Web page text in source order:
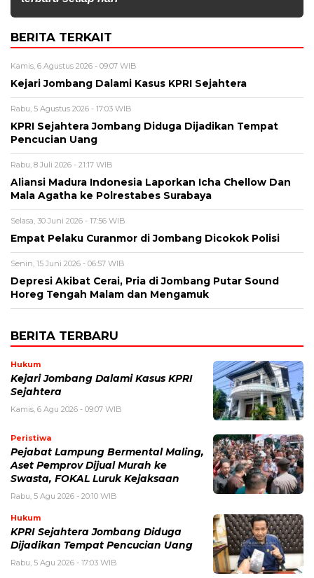
BERITA TERKAIT
Kamis, 6 Agustus 2026 - 09:07 WIB
Kejari Jombang Dalami Kasus KPRI Sejahtera
Rabu, 5 Agustus 2026 - 17:03 WIB
KPRI Sejahtera Jombang Diduga Dijadikan Tempat
Pencucian Uang
Rabu, 8 Juli 2026 - 21:17 WIB
Aliansi Madura Indonesia Laporkan Icha Chellow Dan
Mala Agatha ke Polrestabes Surabaya
Selasa, 30 Juni 2026 - 17:56 WIB
Empat Pelaku Curanmor di Jombang Dicokok Polisi
Senin, 15 Juni 2026 - 06:57 WIB
Depresi Akibat Cerai, Pria di Jombang Putar Sound
Horeg Tengah Malam dan Mengamuk
BERITA TERBARU
Hukum
Kejari Jombang Dalami Kasus KPRI
Sejahtera
Kamis, 6 Agu 2026 - 09:07 WIB
Peristiwa
Pejabat Lampung Bermental Maling,
Aset Pemprov Dijual Murah ke
Swasta, FOKAL Luruk Kejaksaan
Rabu, 5 Agu 2026 - 20:10 WIB
Hukum
KPRI Sejahtera Jombang Diduga
Dijadikan Tempat Pencucian Uang
Rabu, 5 Agu 2026 - 17:03 WIB